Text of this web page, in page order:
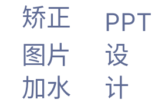
矫正
图片
加水
PPT
设
计